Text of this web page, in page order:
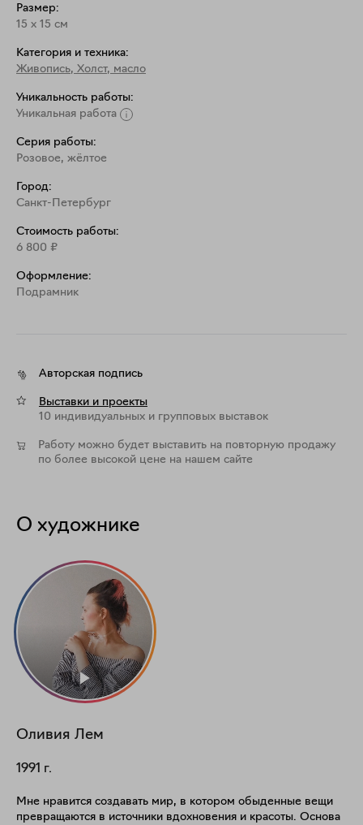
Размер:
15 x 15 см
Категория и техника:
Живопись, Холст, масло
Уникальность работы:
Уникальная работа
Серия работы:
Розовое, жёлтое
Город:
Санкт-Петербург
Стоимость работы:
6 800 ₽
Оформление:
Подрамник
Авторская подпись
Выставки и проекты
10 индивидуальных и групповых выставок
Работу можно будет выставить на повторную продажу
по более высокой цене на нашем сайте
О художнике
Оливия Лем
1991 г.
Мне нравится создавать мир, в котором обыденные вещи
превращаются в источники вдохновения и красоты. Основа